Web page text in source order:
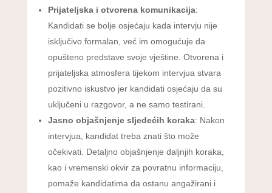
Prijateljska i otvorena komunikacija:
Kandidati se bolje osjećaju kada intervju nije
isključivo formalan, već im omogućuje da
opušteno predstave svoje vještine. Otvorena i
prijateljska atmosfera tijekom intervjua stvara
pozitivno iskustvo jer kandidati osjećaju da su
uključeni u razgovor, a ne samo testirani.
Jasno objašnjenje sljedećih koraka: Nakon
intervjua, kandidat treba znati što može
očekivati. Detaljno objašnjenje daljnjih koraka,
kao i vremenski okvir za povratnu informaciju,
pomaže kandidatima da ostanu angažirani i